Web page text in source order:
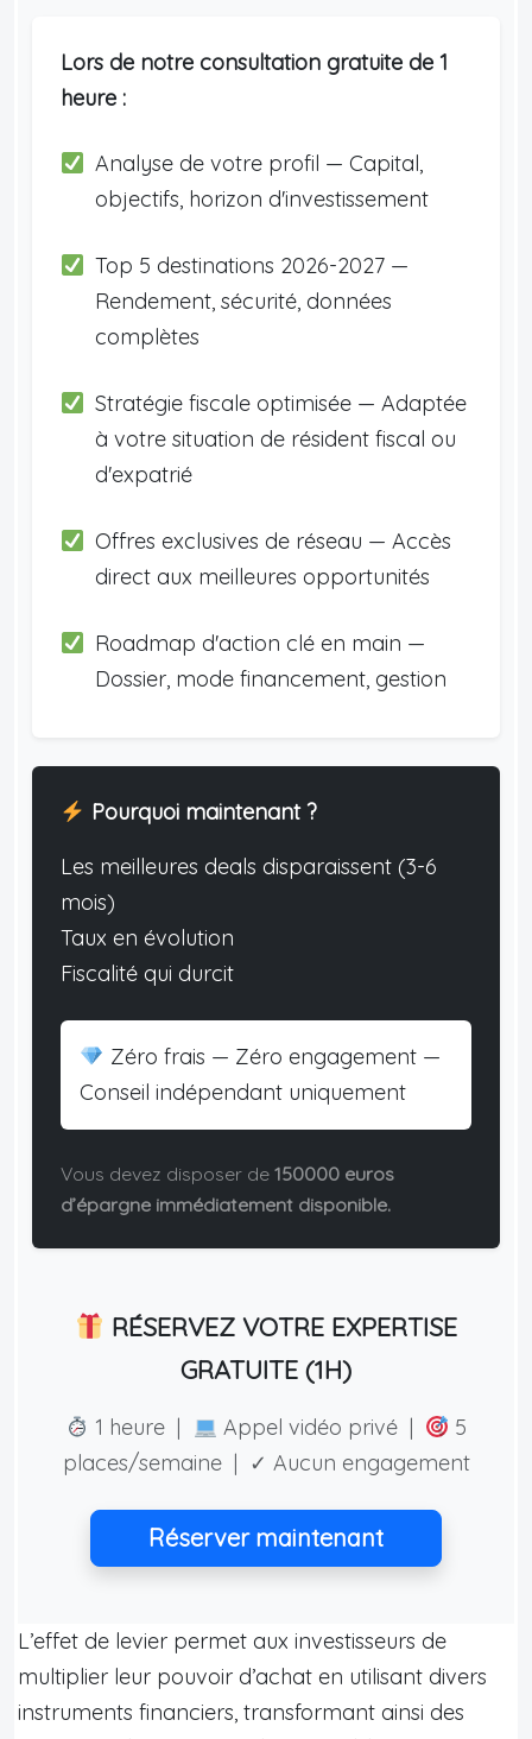
Lors de notre consultation gratuite de 1
heure :
Analyse de votre profil — Capital,
objectifs, horizon d'investissement
Top 5 destinations 2026-2027 —
Rendement, sécurité, données
complètes
Stratégie fiscale optimisée — Adaptée
à votre situation de résident fiscal ou
d'expatrié
Offres exclusives de réseau — Accès
direct aux meilleures opportunités
Roadmap d'action clé en main —
Dossier, mode financement, gestion
Pourquoi maintenant ?
Les meilleures deals disparaissent (3-6
mois)
Taux en évolution
Fiscalité qui durcit
Zéro frais — Zéro engagement —
Conseil indépendant uniquement
Vous devez disposer de 150000 euros
d’épargne immédiatement disponible.
RÉSERVEZ VOTRE EXPERTISE
GRATUITE (1H)
1 heure | Appel vidéo privé |
5
places/semaine | ✓ Aucun engagement
Réserver maintenant
L’effet de levier permet aux investisseurs de
multiplier leur pouvoir d’achat en utilisant divers
instruments financiers, transformant ainsi des